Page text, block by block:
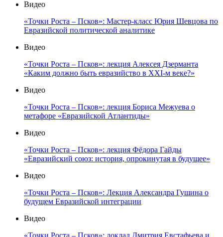
Видео
«Точки Роста – Псков»: Мастер-класс Юрия Шевцова по
Евразийской политической аналитике
Видео
«Точки Роста – Псков»: лекция Алексея Дзерманта
«Каким должно быть евразийство в XXI-м веке?»
Видео
«Точки Роста – Псков»: лекция Бориса Межуева о
метафоре «Евразийской Атлантиды»
Видео
«Точки Роста – Псков»: лекция Фёдора Гайды
«Евразийский союз: история, опрокинутая в будущее»
Видео
«Точки Роста – Псков»: Лекция Александра Гущина о
будущем Евразийской интеграции
Видео